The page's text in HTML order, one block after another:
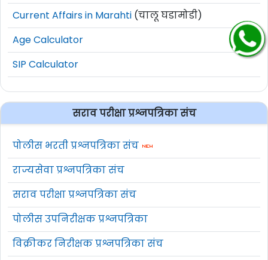
Current Affairs in Marahti (चालू घडामोडी)
Age Calculator
SIP Calculator
सराव परीक्षा प्रश्नपत्रिका संच
पोलीस भरती प्रश्नपत्रिका संच
राज्यसेवा प्रश्नपत्रिका संच
सराव परीक्षा प्रश्नपत्रिका संच
पोलीस उपनिरीक्षक प्रश्नपत्रिका
विक्रीकर निरीक्षक प्रश्नपत्रिका संच